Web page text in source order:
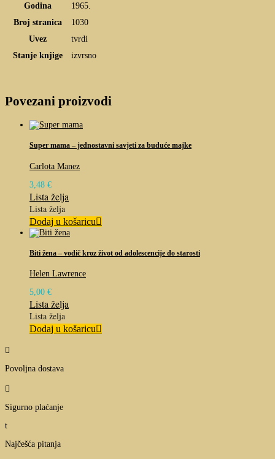
Godina
1965.
Broj stranica
1030
Uvez
tvrdi
Stanje knjige
izvrsno
Povezani proizvodi
Super mama – jednostavni savjeti za buduće majke
Carlota Manez
3,48 €
Lista želja
Lista želja
Dodaj u košaricu
Biti žena – vodič kroz život od adolescencije do starosti
Helen Lawrence
5,00 €
Lista želja
Lista želja
Dodaj u košaricu

Povoljna dostava

Sigurno plaćanje
t
Najčešća pitanja